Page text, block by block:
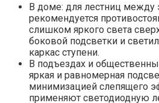
В доме: для лестниц между
рекомендуется
слишком яркого света
боковой подсветки и
каркас ступени.
В подъездах и
яркая и равномерная
минимизацией слепящего
применяют светодиодную